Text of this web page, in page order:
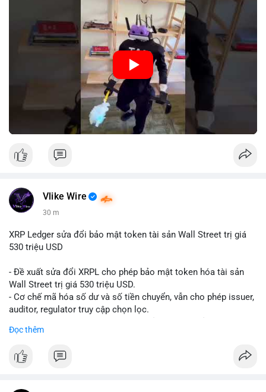
động đơn giản trong sản xuất và logistics.
🎥 Xem video trực tiếp tại:
Nguồn: KIEN THUC KINH TE
Vlike Wire
30 m
XRP Ledger sửa đổi bảo mật token tài sản Wall Street trị giá
530 triệu USD
- Đề xuất sửa đổi XRPL cho phép bảo mật token hóa tài sản
Wall Street trị giá 530 triệu USD.
- Cơ chế mã hóa số dư và số tiền chuyển, vẫn cho phép issuer,
auditor, regulator truy cập chọn lọc.
tài chính.
chức tài chính.
Đọc thêm